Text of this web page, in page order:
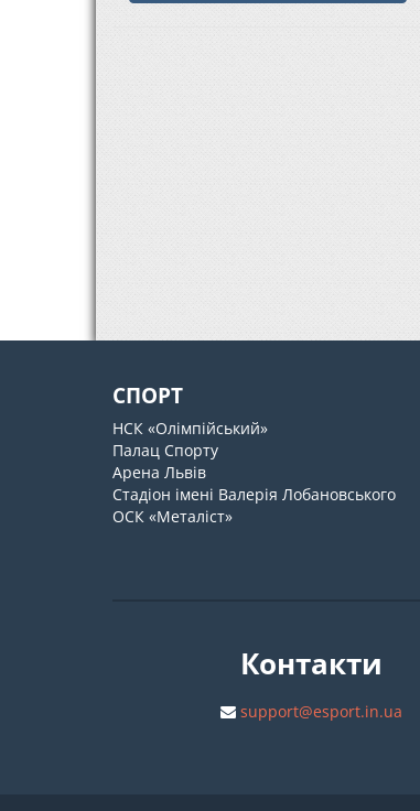
СПОРТ
НСК «Олімпійський»
Палац Спорту
Арена Львів
Стадіон імені Валерія Лобановського
ОСК «Металіст»
Контакти
support@esport.in.ua